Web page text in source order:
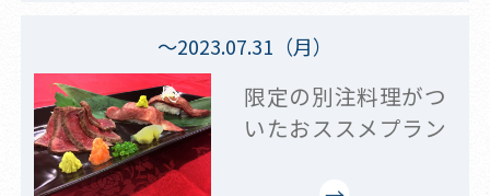
～2023.07.31（月）
限定の別注料理がつ
いたおススメプラン